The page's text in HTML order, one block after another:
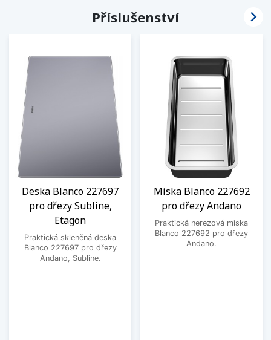
Příslušenství
Deska Blanco 227697
pro dřezy Subline,
Etagon
Praktická skleněná deska
Blanco 227697 pro dřezy
Andano, Subline.
Miska Blanco 227692
pro dřezy Andano
Praktická nerezová miska
Blanco 227692 pro dřezy
Andano.
